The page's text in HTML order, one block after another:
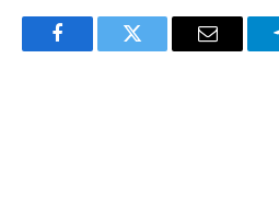
FacebookTwitter Email